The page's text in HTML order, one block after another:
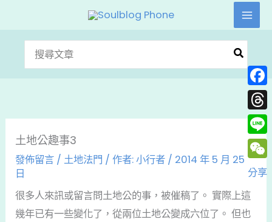
土地公趣事3
發佈留言 / 土地法門 / 作者:小行者 / 2014 年 5 月 25
日
很多人來訊或留言問土地公的事，被催稿了。 實際上這
幾年已有一些變化了，從兩位土地公變成六位了。 但也
Line
分享